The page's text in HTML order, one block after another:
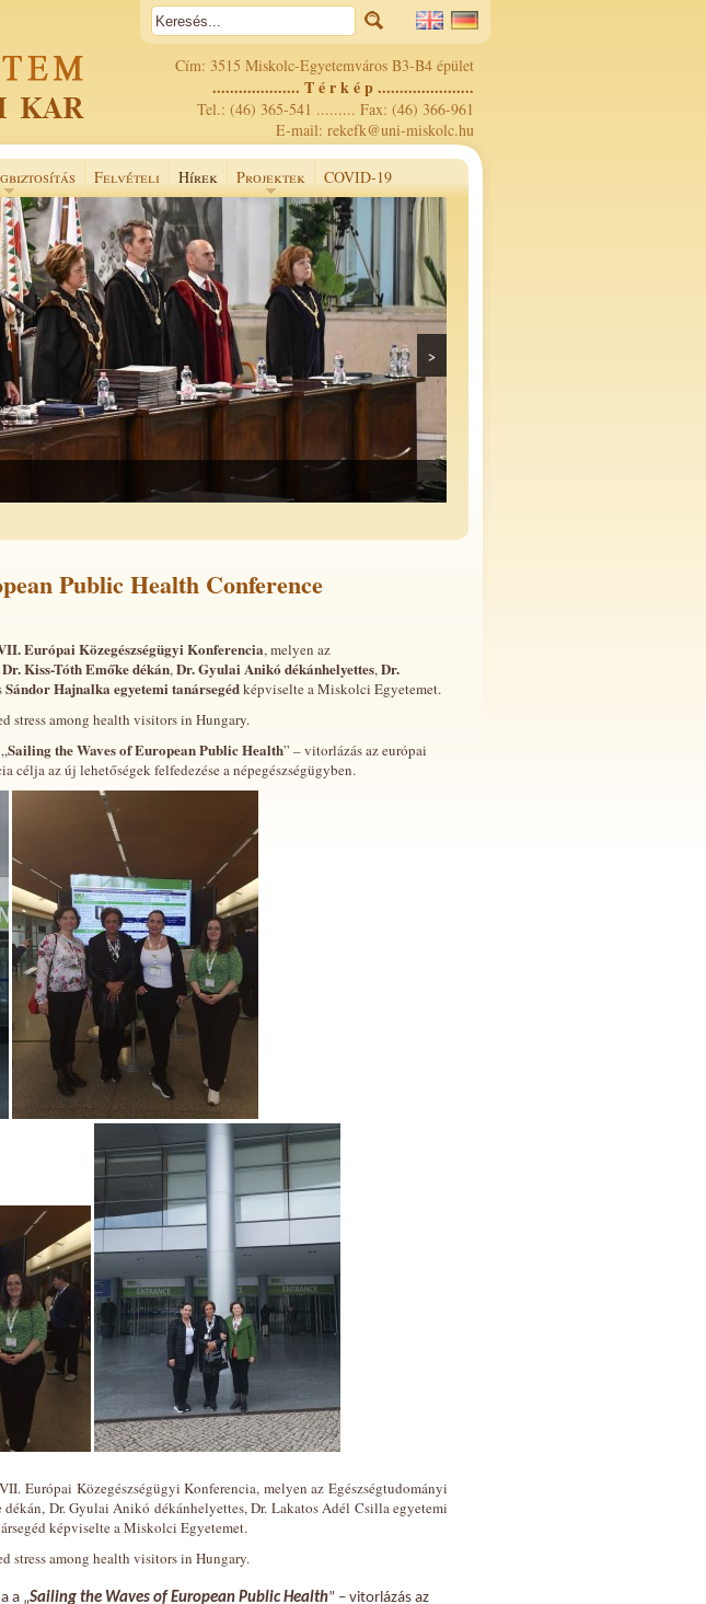
Cím: 3515 Miskolc-Egyetemváros B3-B4 épület
.................... T é r k é p ......................
Tel.: (46) 365-541 ......... Fax: (46) 366-961
E-mail: rekefk@uni-miskolc.hu
Felvételi Hírek Projektek COVID-19
>
Public Health Conference
Európai Közegészségügyi Konferencia, melyen az
Dr. Kiss-Tóth Emőke dékán,Dr. Gyulai Anikó dékánhelyettes,Dr.
Sándor Hajnalka egyetemi tanársegédképviselte a Miskolci Egyetemet.
stress among health visitors in Hungary.
Sailing the Waves of European Public Health” – vitorlázás az európai
célja az új lehetőségek felfedezése a népegészségügyben.
Európai Közegészségügyi Konferencia, melyen az Egészségtudományi
Dr. Gyulai Anikó dékánhelyettes, Dr. Lakatos Adél Csilla egyetemi
képviselte a Miskolci Egyetemet.
stress among health visitors in Hungary.
a „Sailing the Waves of European Public Health” – vitorlázás az